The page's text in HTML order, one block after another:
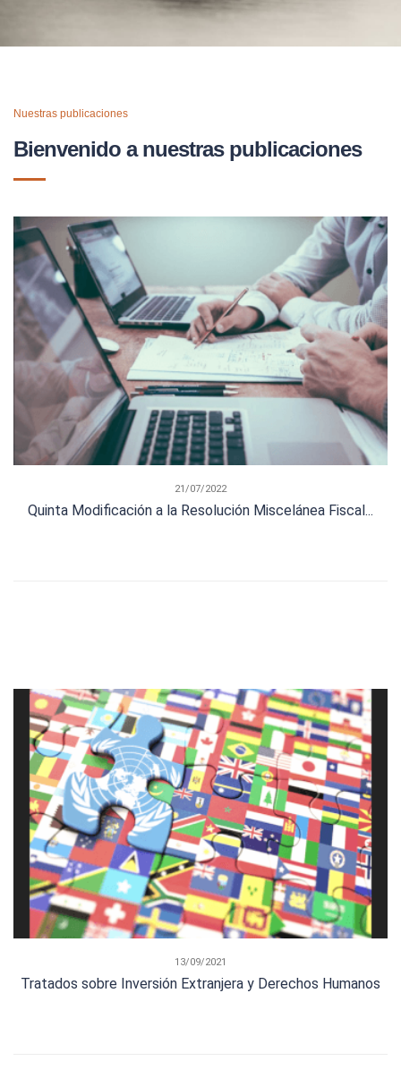
Nuestras publicaciones
Bienvenido a nuestras publicaciones
21/07/2022
Quinta Modificación a la Resolución Miscelánea Fiscal...
13/09/2021
Tratados sobre Inversión Extranjera y Derechos Humanos